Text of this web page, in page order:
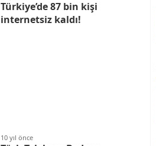
Türkiye’de 87 bin kişi
internetsiz kaldı!
10 yıl önce